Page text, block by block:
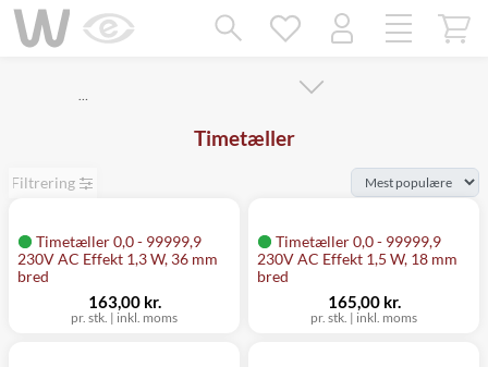
…
Timetæller
Filtrering
Timetæller 0,0 - 99999,9
230V AC Effekt 1,3 W, 36 mm
bred
pr. stk. | inkl. moms
163,00 kr.
Timetæller 0,0 - 99999,9
230V AC Effekt 1,5 W, 18 mm
bred
pr. stk. | inkl. moms
165,00 kr.
Mangler chatten?
Ret samtykke!